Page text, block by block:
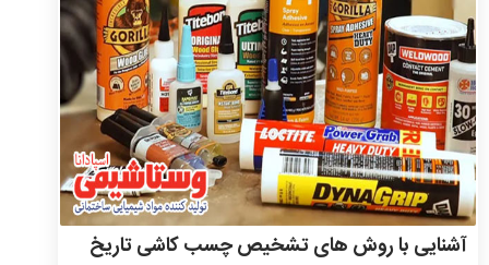
آشنایی با روش های تشخیص چسب کاشی تاریخ